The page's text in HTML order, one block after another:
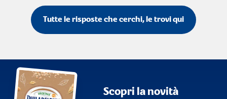
Tutte le risposte che cerchi, le trovi qui
Scopri la novità